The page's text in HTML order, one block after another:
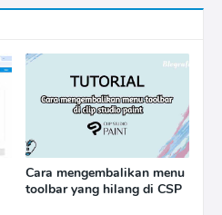
Cara mengembalikan menu
toolbar yang hilang di CSP